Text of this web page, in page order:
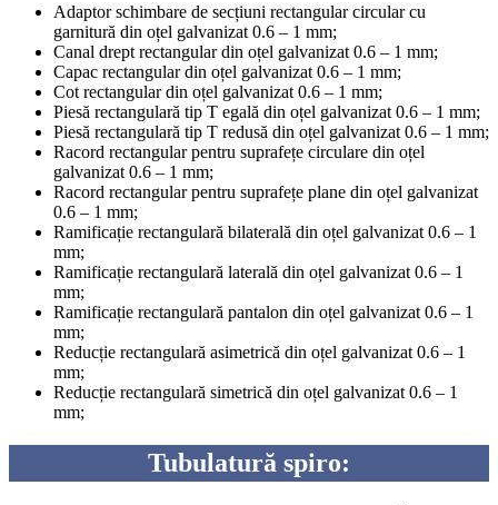
Adaptor schimbare de secțiuni rectangular circular cu
garnitură din oțel galvanizat 0.6 – 1 mm;
Canal drept rectangular din oțel galvanizat 0.6 – 1 mm;
Capac rectangular din oțel galvanizat 0.6 – 1 mm;
Cot rectangular din oțel galvanizat 0.6 – 1 mm;
Piesă rectangulară tip T egală din oțel galvanizat 0.6 – 1 mm;
Piesă rectangulară tip T redusă din oțel galvanizat 0.6 – 1 mm;
Racord rectangular pentru suprafețe circulare din oțel
galvanizat 0.6 – 1 mm;
Racord rectangular pentru suprafețe plane din oțel galvanizat
0.6 – 1 mm;
Ramificație rectangulară bilaterală din oțel galvanizat 0.6 – 1
mm;
Ramificație rectangulară laterală din oțel galvanizat 0.6 – 1
mm;
Ramificație rectangulară pantalon din oțel galvanizat 0.6 – 1
mm;
Reducție rectangulară asimetrică din oțel galvanizat 0.6 – 1
mm;
Reducție rectangulară simetrică din oțel galvanizat 0.6 – 1
mm;
Tubulatură spiro: